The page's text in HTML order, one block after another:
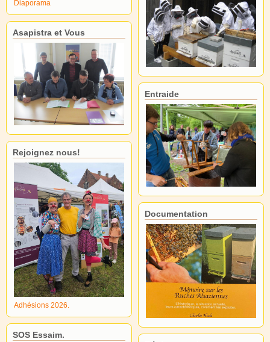
Diaporama
Asapistra et Vous
Rejoignez nous!
Adhésions 2026.
SOS Essaim.
Entraide
Documentation